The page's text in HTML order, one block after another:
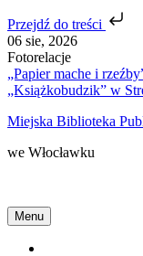
Przejdź do treści
Skip
to
content
06 sie, 2026
Fotorelacje
„Papier mache i
„Książkobudzik” w
Miejska Biblioteka
we Włocławku
Menu